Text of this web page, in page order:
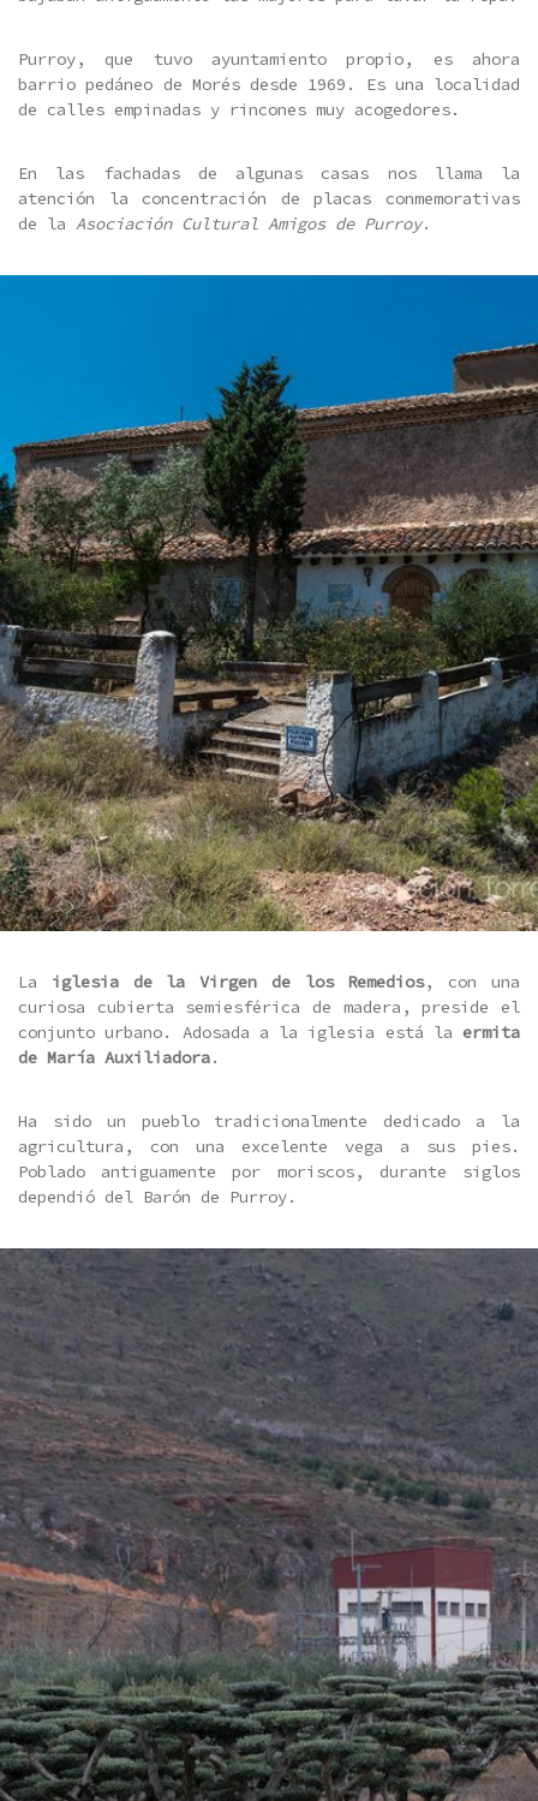
Purroy, que tuvo ayuntamiento propio, es ahora
barrio pedáneo de Morés desde 1969. Es una localidad
de calles empinadas y rincones muy acogedores.
En las fachadas de algunas casas nos llama la
atención la concentración de placas conmemorativas
de la Asociación Cultural Amigos de Purroy.
La iglesia de la Virgen de los Remedios, con una
curiosa cubierta semiesférica de madera, preside el
conjunto urbano. Adosada a la iglesia está la ermita
de María Auxiliadora.
Ha sido un pueblo tradicionalmente dedicado a la
agricultura, con una excelente vega a sus pies.
Poblado antiguamente por moriscos, durante siglos
dependió del Barón de Purroy.